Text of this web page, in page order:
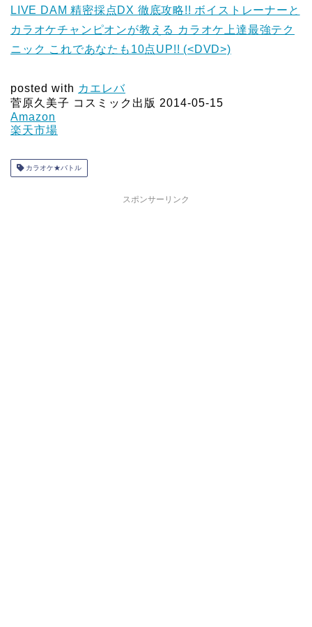
LIVE DAM 精密採点DX 徹底攻略!! ボイストレーナーと
カラオケチャンピオンが教える カラオケ上達最強テク
ニック これであなたも10点UP!! (<DVD>)
posted with カエレバ
菅原久美子 コスミック出版 2014-05-15
Amazon
楽天市場
カラオケ★バトル
スポンサーリンク